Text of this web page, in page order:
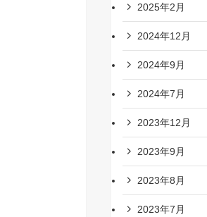
2025年2月
2024年12月
2024年9月
2024年7月
2023年12月
2023年9月
2023年8月
2023年7月